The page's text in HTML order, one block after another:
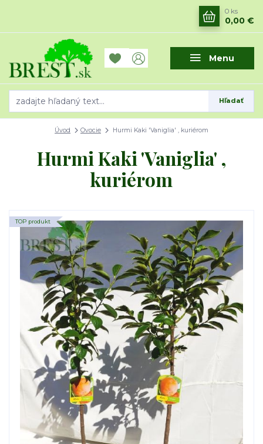
Menu
Hľadať
0 ks
0,00 €
Úvod Ovocie Hurmi Kaki 'Vaniglia' , kuriérom
Hurmi Kaki 'Vaniglia' ,
kuriérom
TOP produkt